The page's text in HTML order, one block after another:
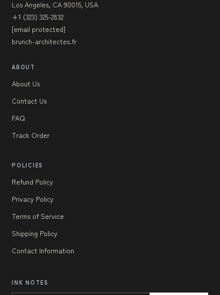
Los Angeles, CA 90015, USA
+1 (323) 325-2832
[email protected]
brunch-architectes.fr
ABOUT
About Us
Contact Us
FAQ
Track Order
POLICIES
Refund Policy
Privacy Policy
Terms of Service
Shipping Policy
Contact Information
INK NOTES